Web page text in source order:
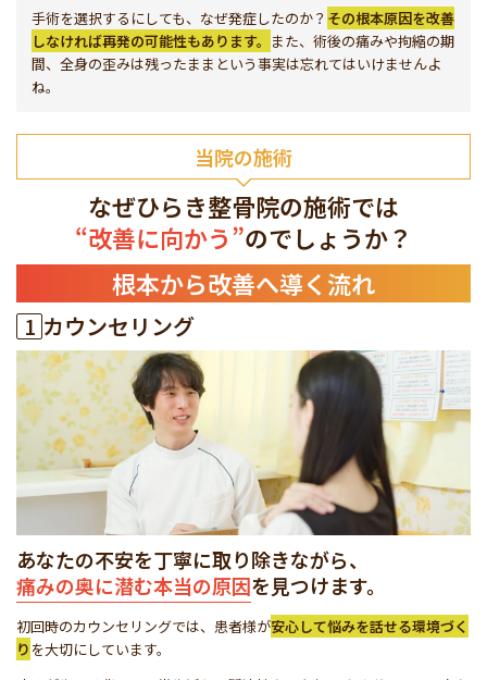
手術を選択するにしても、なぜ発症したのか？ その根本原因を改善
しなければ再発の可能性もあります。 また、術後の痛みや拘縮の期
間、全身の歪みは残ったままという事実は忘れてはいけませんよ
ね。
当院の施術
なぜひらき整骨院の施術では
“改善に向かう”のでしょうか？
根本から改善へ導く流れ
1 カウンセリング
あなたの不安を丁寧に取り除きながら、
痛みの奥に潜む本当の原因を見つけます。
初回時のカウンセリングでは、患者様が安心して悩みを話せる環境づく
りを大切にしています。